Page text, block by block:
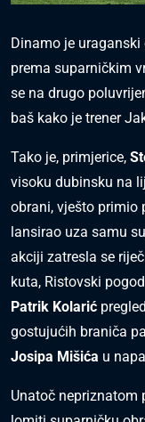
Dinamo je
prema suparničkim
se na drugo
baš kako je trener
Tako je, primjerice,
visoku dubinsku na
obrani, vješto primio
lansirao uza samu
akciji zatresla se
kuta, Ristovski
Patrik Kolarić
gostujućih braniča
Josipa Mišića u
Unatoč